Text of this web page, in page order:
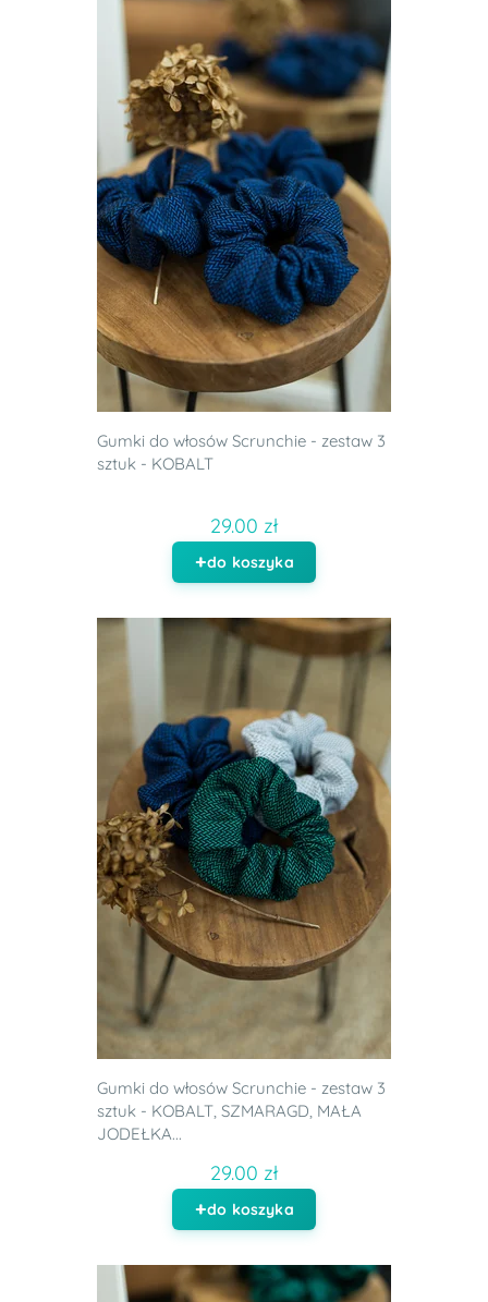
Gumki do włosów Scrunchie - zestaw 3
sztuk - KOBALT
29.00 zł
do koszyka
Gumki do włosów Scrunchie - zestaw 3
sztuk - KOBALT, SZMARAGD, MAŁA
JODEŁKA...
29.00 zł
do koszyka